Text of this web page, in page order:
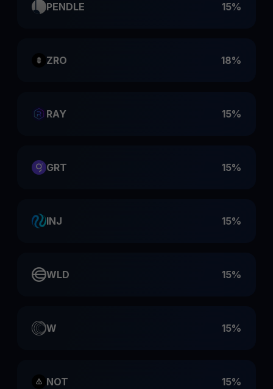
PENDLE 15%
ZRO 18%
RAY 15%
GRT 15%
INJ 15%
WLD 15%
W 15%
NOT 15%